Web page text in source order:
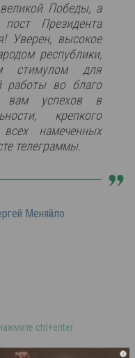
Победы, а
Президента
Уверен, высокое
республики,
стимулом для
работы во благо
успехов в
крепкого
намеченных
телеграммы.
Меняйло
ctrl+enter
i